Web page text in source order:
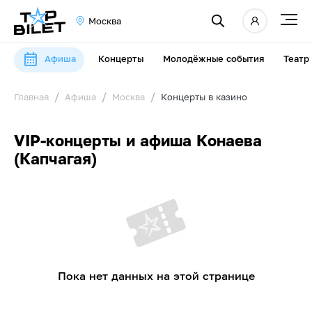
Москва
Афиша Концерты Молодёжные события Театр
Главная Афиша Москва Концерты в казино
VIP-концерты и афиша Конаева
(Капчагая)
Пока нет данных на этой странице